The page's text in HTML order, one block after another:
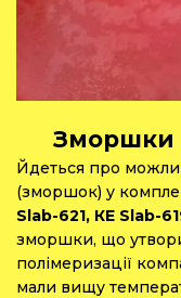
Зморшки
Йдеться про
(зморшок) у
Slab-621, КЕ Slab-
зморшки, що
полімеризації
мали вищу